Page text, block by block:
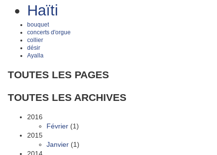
Haïti
bouquet
concerts d'orgue
collier
désir
Ayalla
TOUTES LES PAGES
TOUTES LES ARCHIVES
2016
Février (1)
2015
Janvier (1)